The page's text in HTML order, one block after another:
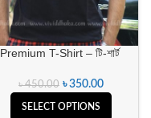
Premium T-Shirt – টি-শার্ট
৳450.00 ৳350.00
SELECT OPTIONS